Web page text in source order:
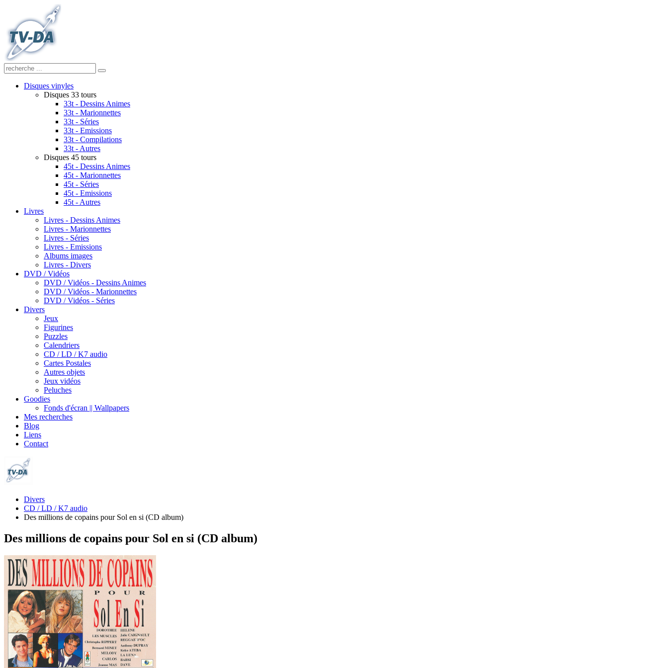
Disques vinyles
Disques 33 tours
33t - Dessins Animes
33t - Marionnettes
33t - Séries
33t - Emissions
33t - Compilations
33t - Autres
Disques 45 tours
45t - Dessins Animes
45t - Marionnettes
45t - Séries
45t - Emissions
45t - Autres
Livres
Livres - Dessins Animes
Livres - Marionnettes
Livres - Séries
Livres - Emissions
Albums images
Livres - Divers
DVD / Vidéos
DVD / Vidéos - Dessins Animes
DVD / Vidéos - Marionnettes
DVD / Vidéos - Séries
Divers
Jeux
Figurines
Puzzles
Calendriers
CD / LD / K7 audio
Cartes Postales
Autres objets
Jeux vidéos
Peluches
Goodies
Fonds d'écran || Wallpapers
Mes recherches
Blog
Liens
Contact
Divers
CD / LD / K7 audio
Des millions de copains pour Sol en si (CD album)
Des millions de copains pour Sol en si (CD album)